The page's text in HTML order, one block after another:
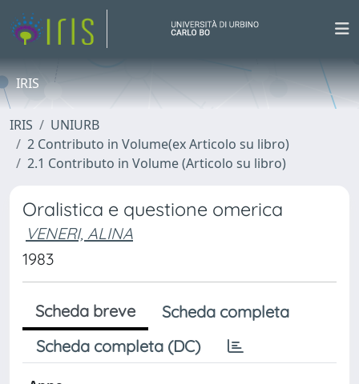
IRIS
IRIS
UNIURB
2 Contributo in Volume(ex Articolo su libro)
2.1 Contributo in Volume (Articolo su libro)
Oralistica e questione omerica
VENERI, ALINA
1983
Scheda breve
Scheda completa
Scheda completa (DC)